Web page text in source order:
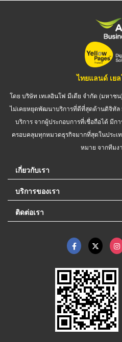
ไทยแลนด์ เยล
โดย บริษัท เทเลอินโฟ มีเดีย จำกัด (มหาช
ไม่เคยหยุดพัฒนาบริการที่ดีที่สุดด้านดิจิทัล
บริการ จากผู้ประกอบการที่เชื่อถือได้ มี
ครอบคลุมทุกหมวดธุรกิจมากที่สุดในประเ
หมาย จากทีม
เกี่ยวกับเรา
บริการของเรา
ติดต่อเรา